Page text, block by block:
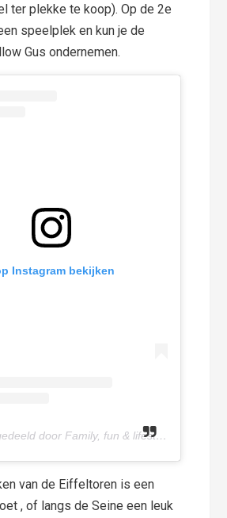
ter plekke te koop). Op de 2e
speelplek en kun je de
Gus ondernemen.
Instagram bekijken
Een bericht gedeeld door Family, fun & lifestyle blog (@olivettepuntnl)
van de Eiffeltoren is een
, of langs de Seine een leuk